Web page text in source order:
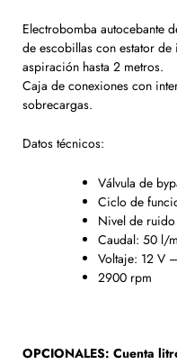
Electrobomba autocebante
de escobillas con estator
aspiración hasta 2 metros.
Caja de conexiones con
sobrecargas.
Datos técnicos:
Válvula de
Ciclo de
Nivel de
Caudal: 50 l/
Voltaje: 12 V
2900 rpm
OPCIONALES: Cuenta